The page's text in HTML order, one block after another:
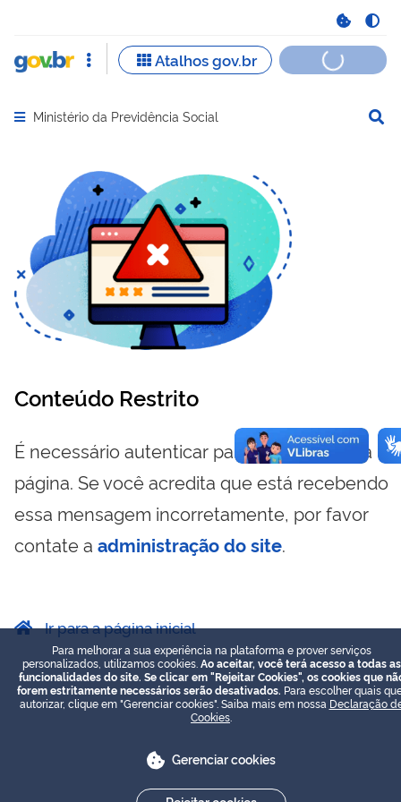
Abrir menu principal de navegação
Ministério da Previdência Social
Conteúdo Restrito
É necessário autenticar para visualizar essa
página. Se você acredita que está recebendo
essa mensagem incorretamente, por favor
contate a administração do site.
Ir para a página inicial
Para melhorar a sua experiência na plataforma e prover serviços
personalizados, utilizamos cookies. Ao aceitar, você terá acesso a todas as
funcionalidades do site. Se clicar em "Rejeitar Cookies", os cookies que
forem estritamente necessários serão desativados. Para escolher quais
autorizar, clique em "Gerenciar cookies". Saiba mais em nossa Declaração
Cookies
Gerenciar cookies